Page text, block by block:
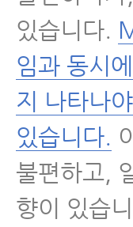
있습니다.
임과 동시
지 나타나
있습니다.
불편하고,
향이 있습